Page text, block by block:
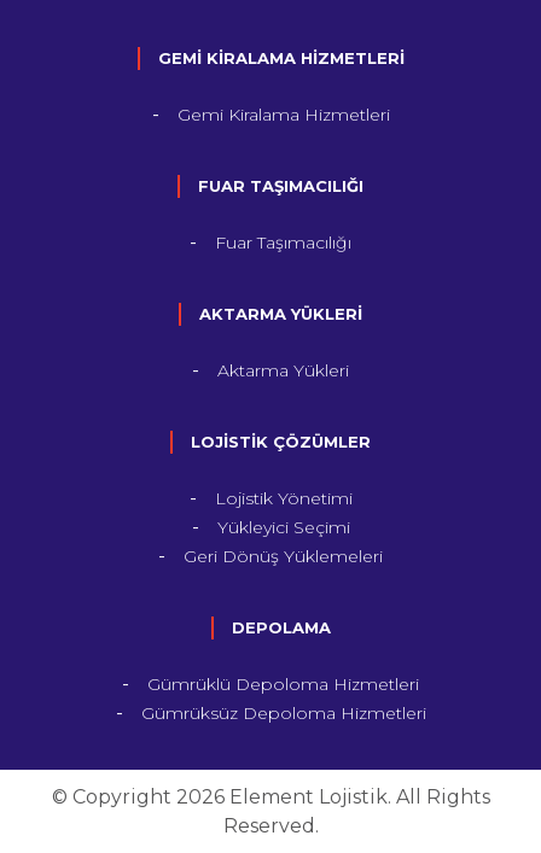
GEMİ KİRALAMA HİZMETLERİ
Gemi Kiralama Hizmetleri
FUAR TAŞIMACILIĞI
Fuar Taşımacılığı
AKTARMA YÜKLERİ
Aktarma Yükleri
LOJİSTİK ÇÖZÜMLER
Lojistik Yönetimi
Yükleyici Seçimi
Geri Dönüş Yüklemeleri
DEPOLAMA
Gümrüklü Depoloma Hizmetleri
Gümrüksüz Depoloma Hizmetleri
© Copyright 2026 Element Lojistik. All Rights
Reserved.